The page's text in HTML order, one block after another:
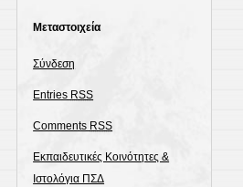
Μεταστοιχεία
Σύνδεση
Entries RSS
Comments RSS
Εκπαιδευτικές Κοινότητες &
Ιστολόγια ΠΣΔ